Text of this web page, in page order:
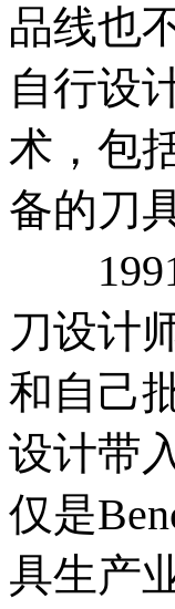
品线也
自行设
术，包
备的刀
1991
刀设计
和自己
设计带
仅是
具生产